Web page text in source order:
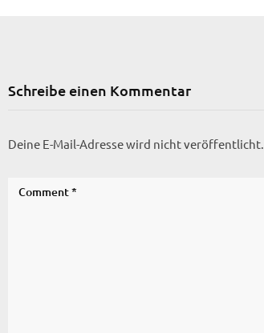
Schreibe einen Kommentar
Deine E-Mail-Adresse wird nicht veröffentlicht.